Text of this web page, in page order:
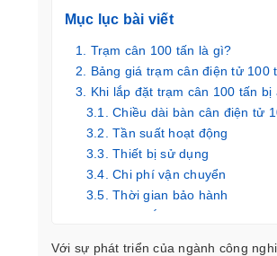
Mục lục bài viết
Trạm cân 100 tấn là gì?
Bảng giá trạm cân điện tử 100
Khi lắp đặt trạm cân 100 tấn
Chiều dài bàn cân điện tử
Tần suất hoạt động
Thiết bị sử dụng
Chi phí vận chuyển
Thời gian bảo hành
Lưu ý khi lắp đặt trạm cân 100
Với sự phát triển của ngành công